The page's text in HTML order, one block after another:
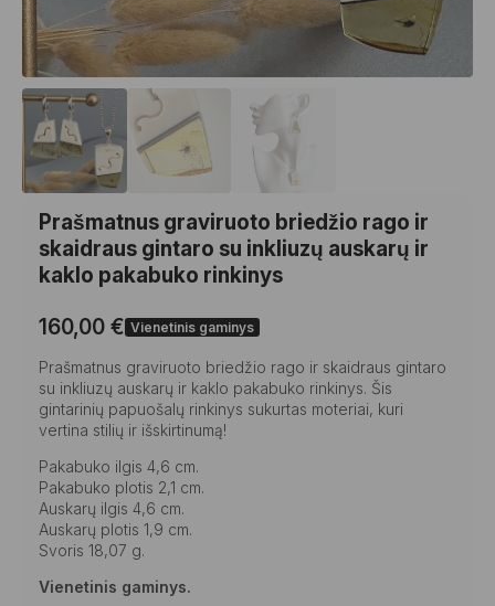
Prašmatnus graviruoto briedžio rago ir
skaidraus gintaro su inkliuzų auskarų ir
kaklo pakabuko rinkinys
160,00 € Vienetinis gaminys
Prašmatnus graviruoto briedžio rago ir skaidraus gintaro
su inkliuzų auskarų ir kaklo pakabuko rinkinys. Šis
gintarinių papuošalų rinkinys sukurtas moteriai, kuri
vertina stilių ir išskirtinumą!
Pakabuko ilgis 4,6 cm.
Pakabuko plotis 2,1 cm.
Auskarų ilgis 4,6 cm.
Auskarų plotis 1,9 cm.
Svoris 18,07 g.
Vienetinis gaminys.